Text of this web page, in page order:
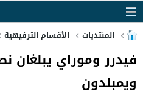
المنتديات الأقسام الترفيهية
فيدرر وموراي يبلغان
ويمبلدون